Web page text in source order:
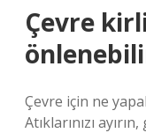
Çevre
Çevre için ne
Atıklarınızı